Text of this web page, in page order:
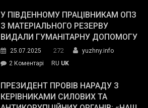
завойовує
симпатії
виборців
The
Street
Journal.
У ПІВДЕННОМУ ПРАЦІВНИКАМ ОПЗ
З МАТЕРІАЛЬНОГО РЕЗЕРВУ
ВИДАЛИ ГУМАНІТАРНУ ДОПОМОГУ
25.07.2025 272
yuzhny.info
2 Коментарі
Південному
працівникам
ОПЗ
RU UK
ПРЕЗИДЕНТ ПРОВІВ НАРАДУ З
КЕРІВНИКАМИ СИЛОВИХ ТА